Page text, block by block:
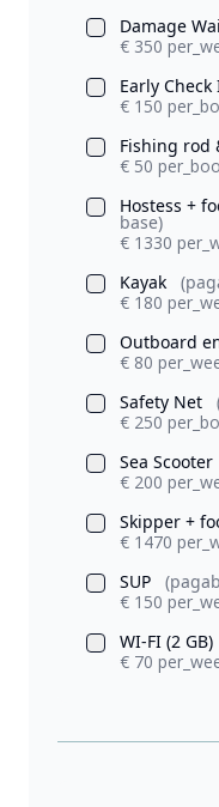
Damage
€ 350
Early Check
€ 150
Fishing rod
€ 50
Hostess +
base)
€ 1330
Kayak
€ 180
Outboard
€ 80
Safety Net
€ 250
Sea Scooter
€ 200
Skipper +
€ 1470
SUP
€ 150
WI-FI (2 GB)
€ 70